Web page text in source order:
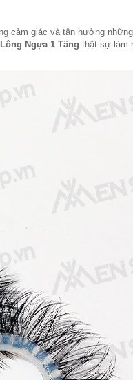
cảm giác và tận hưởng
Ngựa 1 Tầng​ thật sự làm